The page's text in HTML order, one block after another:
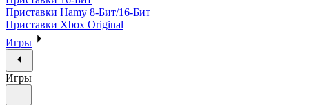
Приставки Hamy 8-Бит/16-Бит
Приставки Xbox Original
Игры
Игры